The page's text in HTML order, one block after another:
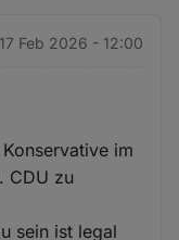
Feb 2026 - 12:00
im
CDU zu
sein ist legal